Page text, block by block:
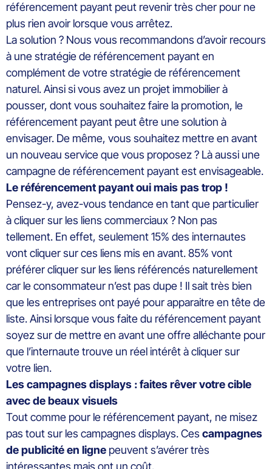
référencement payant peut revenir très cher pour ne
plus rien avoir lorsque vous arrêtez.
La solution ? Nous vous recommandons d’avoir recours
à une stratégie de référencement payant en
complément de votre stratégie de référencement
naturel. Ainsi si vous avez un projet immobilier à
pousser, dont vous souhaitez faire la promotion, le
référencement payant peut être une solution à
envisager. De même, vous souhaitez mettre en avant
un nouveau service que vous proposez ? Là aussi une
campagne de référencement payant est envisageable.
Le référencement payant oui mais pas trop !
Pensez-y, avez-vous tendance en tant que particulier
à cliquer sur les liens commerciaux ? Non pas
tellement. En effet, seulement 15% des internautes
vont cliquer sur ces liens mis en avant. 85% vont
préférer cliquer sur les liens référencés naturellement
car le consommateur n’est pas dupe ! Il sait très bien
que les entreprises ont payé pour apparaitre en tête de
liste. Ainsi lorsque vous faite du référencement payant
soyez sur de mettre en avant une offre alléchante pour
que l’internaute trouve un réel intérêt à cliquer sur
votre lien.
Les campagnes displays : faites rêver votre cible
avec de beaux visuels
Tout comme pour le référencement payant, ne misez
pas tout sur les campagnes displays. Ces campagnes
de publicité en ligne peuvent s’avérer très
intéressantes mais ont un coût.